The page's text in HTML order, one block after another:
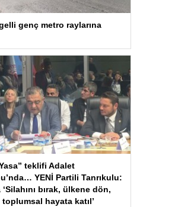
genç metro raylarına
teklifi Adalet
YENİ Partili Tanrıkulu:
bırak, ülkene dön,
hayata katıl’